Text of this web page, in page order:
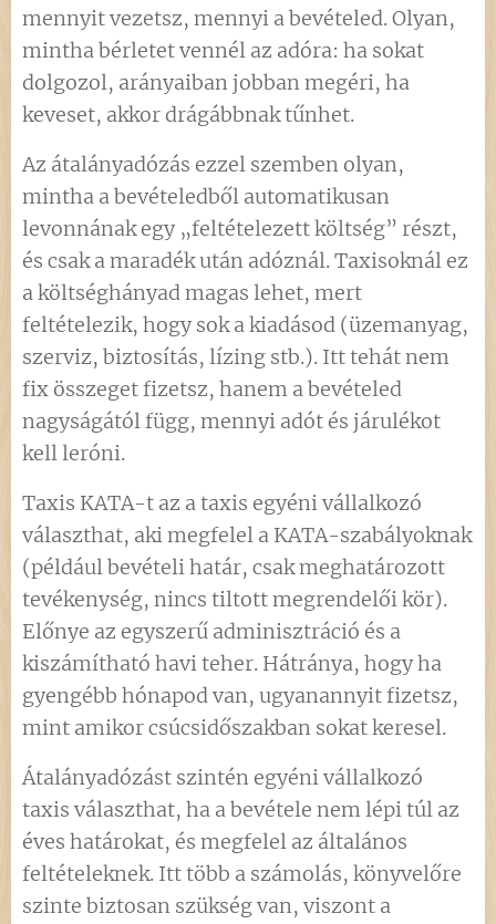
mennyit vezetsz, mennyi a bevételed. Olyan,
mintha bérletet vennél az adóra: ha sokat
dolgozol, arányaiban jobban megéri, ha
keveset, akkor drágábbnak tűnhet.
Az átalányadózás ezzel szemben olyan,
mintha a bevételedből automatikusan
levonnának egy „feltételezett költség” részt,
és csak a maradék után adóznál. Taxisoknál ez
a költséghányad magas lehet, mert
feltételezik, hogy sok a kiadásod (üzemanyag,
szerviz, biztosítás, lízing stb.). Itt tehát nem
fix összeget fizetsz, hanem a bevételed
nagyságától függ, mennyi adót és járulékot
kell leróni.
Taxis KATA-t az a taxis egyéni vállalkozó
választhat, aki megfelel a KATA-szabályoknak
(például bevételi határ, csak meghatározott
tevékenység, nincs tiltott megrendelői kör).
Előnye az egyszerű adminisztráció és a
kiszámítható havi teher. Hátránya, hogy ha
gyengébb hónapod van, ugyanannyit fizetsz,
mint amikor csúcsidőszakban sokat keresel.
Átalányadózást szintén egyéni vállalkozó
taxis választhat, ha a bevétele nem lépi túl az
éves határokat, és megfelel az általános
feltételeknek. Itt több a számolás, könyvelőre
szinte biztosan szükség van, viszont a